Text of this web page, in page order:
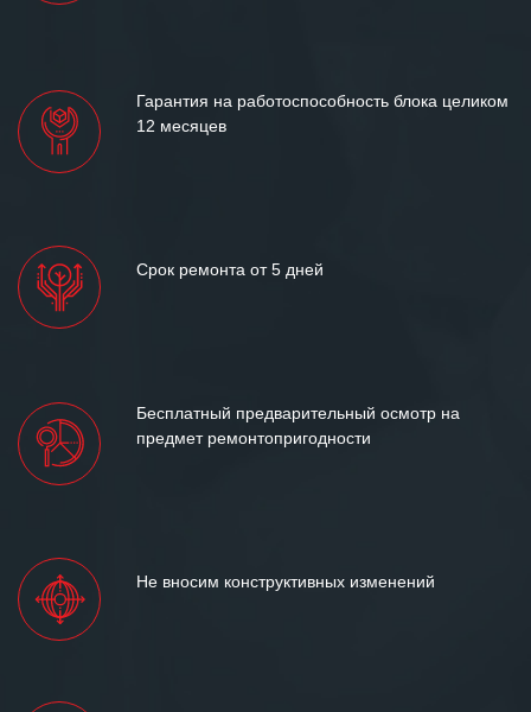
Гарантия на работоспособность блока целиком
12 месяцев
Срок ремонта от 5 дней
Бесплатный предварительный осмотр на
предмет ремонтопригодности
Не вносим конструктивных изменений